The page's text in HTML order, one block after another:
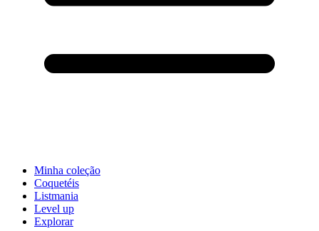
Minha coleção
Coquetéis
Listmania
Level up
Explorar